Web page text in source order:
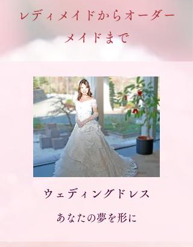
レディメイドからオーダー
メイドまで
ウェディングドレス
あなたの夢を形に